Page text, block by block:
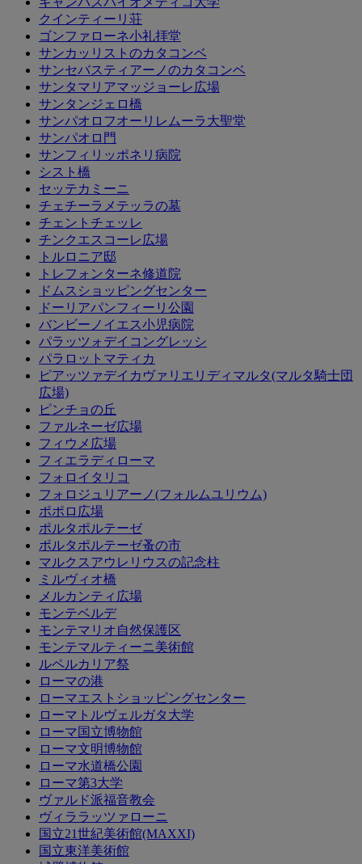
クインティーリ荘
ゴンファローネ小礼拝堂
サンカッリストのカタコンベ
サンセバスティアーノのカタコンベ
サンタマリアマッジョーレ広場
サンタンジェロ橋
サンパオロフオーリレムーラ大聖堂
サンパオロ門
サンフィリッポネリ病院
シスト橋
セッテカミーニ
チェチーラメテッラの墓
チェントチェッレ
チンクエスコーレ広場
トルロニア邸
トレフォンターネ修道院
ドムスショッピングセンター
ドーリアパンフィーリ公園
バンビーノイエス小児病院
パラッツォデイコングレッシ
パラロットマティカ
ピアッツァデイカヴァリエリディマルタ(マルタ騎士団
広場)
ピンチョの丘
ファルネーゼ広場
フィウメ広場
フィエラディローマ
フォロイタリコ
フォロジュリアーノ(フォルムユリウム)
ポポロ広場
ポルタポルテーゼ
ポルタポルテーゼ蚤の市
マルクスアウレリウスの記念柱
ミルヴィオ橋
メルカンティ広場
モンテベルデ
モンテマリオ自然保護区
モンテマルティーニ美術館
ルペルカリア祭
ローマの港
ローマエストショッピングセンター
ローマトルヴェルガタ大学
ローマ国立博物館
ローマ文明博物館
ローマ水道橋公園
ローマ第3大学
ヴァルド派福音教会
ヴィララッツァローニ
国立21世紀美術館(MAXXI)
国立東洋美術館